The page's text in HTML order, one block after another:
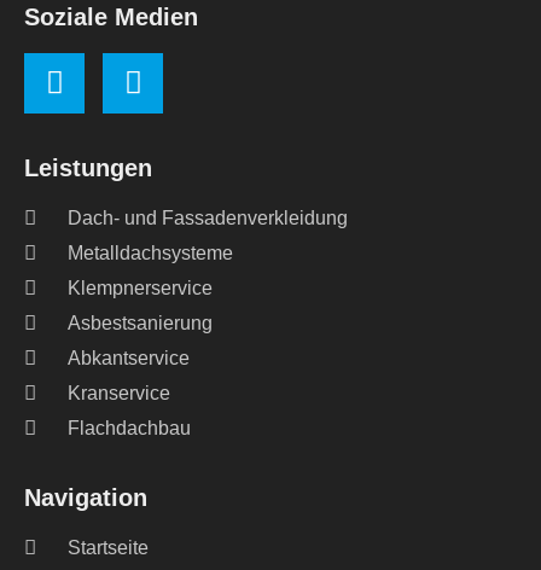
Navigation
Startseite
Leistungen
Dach- und Fassadenverkleidung
Metalldachsysteme
Klempnerservice
Asbestsanierung
Abkantservice
Kranservice
Flachdachbau
Soziale Medien